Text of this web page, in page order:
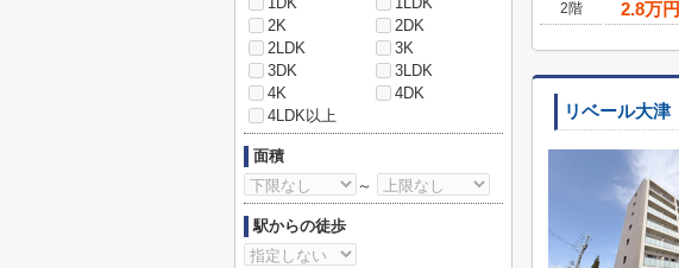
2階
2.8万円
リベール大津
2K
2DK
2LDK
3K
3DK
3LDK
4K
4DK
4LDK以上
面積
～
駅からの徒歩